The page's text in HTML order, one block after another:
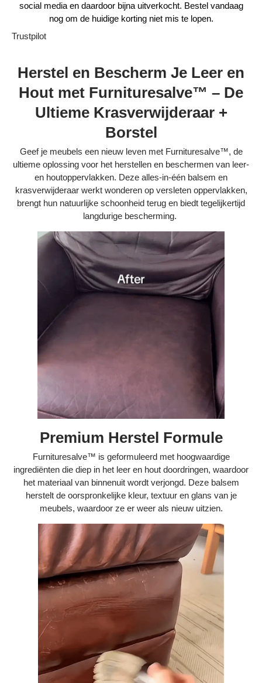
Volg je bestelling
Blogs
Contact
Over ons
Privacy policy
Bestelling volgen
Vacatures bij Middo
Veelgestelde vragen
Servicevoorwaarden
Betaalmogelijkheden
Bestelling herroepen
Ruilen en retourneren
Bestellingen & levering
Algemene voorwaarden
social media en daardoor bijna uitverkocht. Bestel vandaag
nog om de huidige korting niet mis te lopen.
Trustpilot
Herstel en Bescherm Je Leer en
Hout met Furnituresalve™ – De
Ultieme Krasverwijderaar +
Borstel
Geef je meubels een nieuw leven met Furnituresalve™, de
ultieme oplossing voor het herstellen en beschermen van leer-
en houtoppervlakken. Deze alles-in-één balsem en
krasverwijderaar werkt wonderen op versleten oppervlakken,
brengt hun natuurlijke schoonheid terug en biedt tegelijkertijd
langdurige bescherming.
Premium Herstel Formule
Furnituresalve™ is geformuleerd met hoogwaardige
ingrediënten die diep in het leer en hout doordringen, waardoor
het materiaal van binnenuit wordt verjongd. Deze balsem
herstelt de oorspronkelijke kleur, textuur en glans van je
meubels, waardoor ze er weer als nieuw uitzien.